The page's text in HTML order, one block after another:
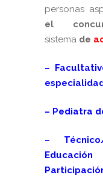
personas
el
sistema de
–
– Pediatra
–